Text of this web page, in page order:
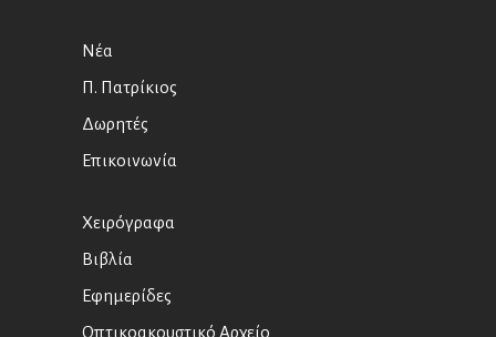
Νέα
Π. Πατρίκιος
Δωρητές
Επικοινωνία
Χειρόγραφα
Βιβλία
Εφημερίδες
Οπτικοακουστικό Αρχείο